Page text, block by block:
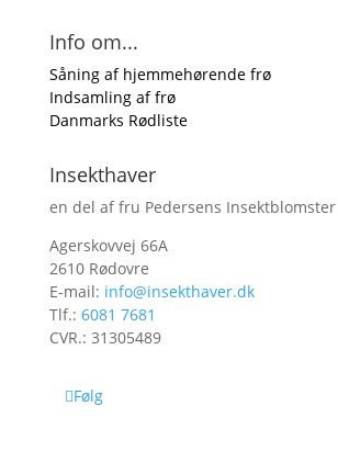
Info om...
Såning af hjemmehørende frø
Indsamling af frø
Danmarks Rødliste
Insekthaver
en del af fru Pedersens Insektblomster
Agerskovvej 66A
2610 Rødovre
E-mail: info@insekthaver.dk
Tlf.: 6081 7681
CVR.: 31305489
Følg